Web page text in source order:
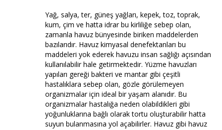
Yağ, salya, ter, güneş yağları, kepek, toz, toprak,
kum, çim ve hatta idrar bu kirliliğe sebep olan,
zamanla havuz bünyesinde biriken maddelerden
bazılarıdır. Havuz kimyasal denefektanları bu
maddeleri yok ederek havuzu insan sağlığı açısından
kullanılabilir hale getirmektedir. Yüzme havuzları
yapıları gereği bakteri ve mantar gibi çeşitli
hastalıklara sebep olan, gözle görülemeyen
organizmalar için ideal bir yaşam alanıdır. Bu
organizmalar hastalığa neden olabildikleri gibi
yoğunluklarına bağlı olarak tortu oluşturabilir hatta
suyun bulanmasına yol açabilirler. Havuz gibi havuz